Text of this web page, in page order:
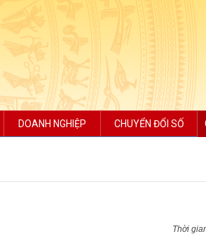
DOANH NGHIỆP CHUYỂN ĐỔI SỐ